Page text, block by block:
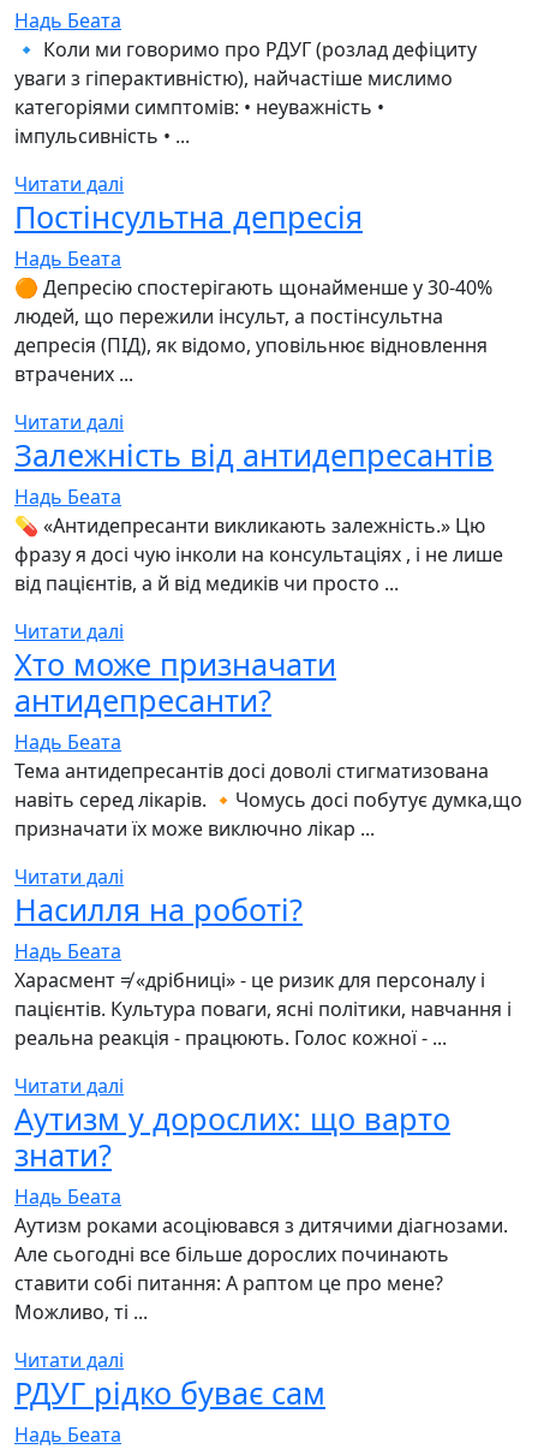
Надь Беата
🔹 Коли ми говоримо про РДУГ (розлад дефіциту
уваги з гіперактивністю), найчастіше мислимо
категоріями симптомів: • неуважність •
імпульсивність • ...
Читати далі
Постінсультна депресія
Надь Беата
🟠 Депресію спостерігають щонайменше у 30-40%
людей, що пережили інсульт, а постінсультна
депресія (ПІД), як відомо, уповільнює відновлення
втрачених ...
Читати далі
Залежність від антидепресантів
Надь Беата
💊 «Антидепресанти викликають залежність.» Цю
фразу я досі чую інколи на консультаціях , і не лише
від пацієнтів, а й від медиків чи просто ...
Читати далі
Хто може призначати
антидепресанти?
Надь Беата
Тема антидепресантів досі доволі стигматизована
навіть серед лікарів. 🔸Чомусь досі побутує думка,що
призначати їх може виключно лікар ...
Читати далі
Насилля на роботі?
Надь Беата
Харасмент ≠ «дрібниці» - це ризик для персоналу і
пацієнтів. Культура поваги, ясні політики, навчання і
реальна реакція - працюють. Голос кожної - ...
Читати далі
Аутизм у дорослих: що варто
знати?
Надь Беата
Аутизм роками асоціювався з дитячими діагнозами.
Але сьогодні все більше дорослих починають
ставити собі питання: А раптом це про мене?
Можливо, ті ...
Читати далі
РДУГ рідко буває сам
Надь Беата